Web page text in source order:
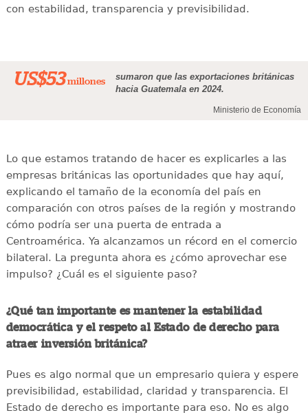
con estabilidad, transparencia y previsibilidad.
US$53millones
sumaron que las exportaciones británicas
hacia Guatemala en 2024.
Ministerio de Economía
Lo que estamos tratando de hacer es explicarles a las
empresas británicas las oportunidades que hay aquí,
explicando el tamaño de la economía del país en
comparación con otros países de la región y mostrando
cómo podría ser una puerta de entrada a
Centroamérica. Ya alcanzamos un récord en el comercio
bilateral. La pregunta ahora es ¿cómo aprovechar ese
impulso? ¿Cuál es el siguiente paso?
¿Qué tan importante es mantener la estabilidad
democrática y el respeto al Estado de derecho para
atraer inversión británica?
Pues es algo normal que un empresario quiera y espere
previsibilidad, estabilidad, claridad y transparencia. El
Estado de derecho es importante para eso. No es algo